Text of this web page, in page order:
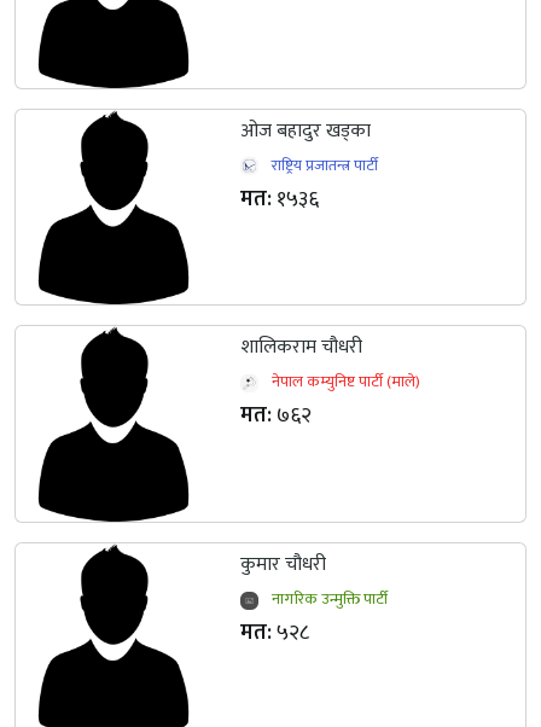
ओज बहादुर खड्का
राष्ट्रिय प्रजातन्त्र पार्टी
मत:१५३६
शालिकराम चौधरी
नेपाल कम्युनिष्ट पार्टी (माले)
मत:७६२
कुमार चौधरी
नागरिक उन्मुक्ति पार्टी
मत:५२८